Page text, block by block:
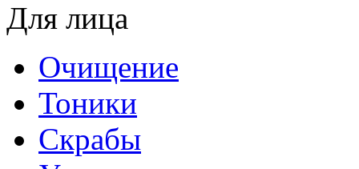
Для лица
Oчищение
Тоники
Скрабы